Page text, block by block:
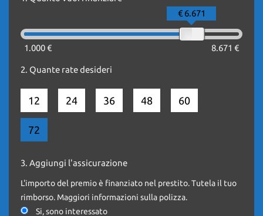
KM. REALI DOCUMENTATI E CERTIFICATI
-SENSORI DI PARCHEGGIO
-CLIMA
-VOLANTE MULTIFUNZIONE
-BRACCIOLO
-FENDINEBBIA
- RADIO
1.000 € 8.671 €
€ 6.671
2. Quante rate desideri
12 24 36 48 60
72
3. Aggiungi l'assicurazione
L'importo del premio è finanziato nel prestito. Tutela il tuo
rimborso. Maggiori informazioni sulla polizza.
Si, sono interessato